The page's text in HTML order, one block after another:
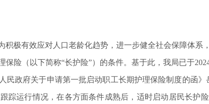
有效应对人口老龄化趋势，进一步健全社会保障体系
险（以下简称“长护险”）的条件。基于此，我局已于
民政府关于申请第一批启动职工长期护理保险制度的函》
踪运行情况，在各方面条件成熟后，适时启动居民长护